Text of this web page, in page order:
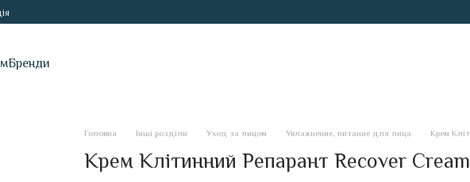
Бренди
Головна Інші розділи Уход за лицом Увлажнение, питание для лица Крем
Крем Клітинний Репарант Recover